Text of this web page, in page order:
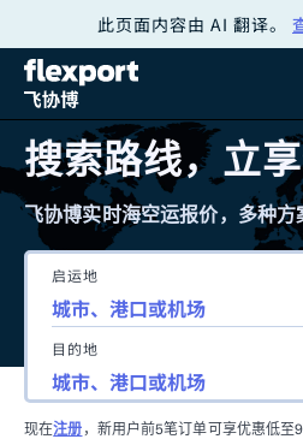
此页面内容由 AI 翻译。
搜索路线，立
飞协博实时海空运报价，多种方
启运地
目的地
现在注册 ，新用户前5笔订单可享优惠低至